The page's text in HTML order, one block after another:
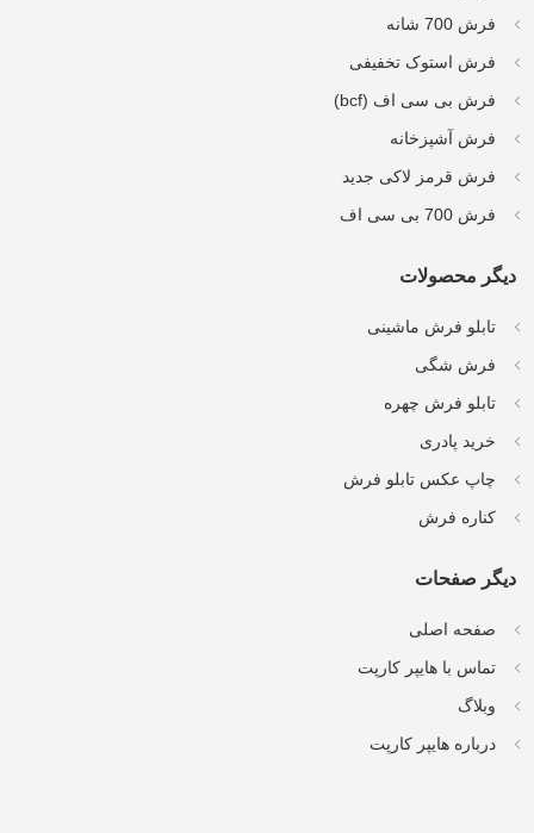
فرش 700 شانه
فرش استوک تخفیفی
فرش بی سی اف (bcf)
فرش آشپزخانه
فرش قرمز لاکی جدید
فرش 700 بی سی اف
دیگر محصولات
تابلو فرش ماشینی
فرش شگی
تابلو فرش چهره
خرید پادری
چاپ عکس تابلو فرش
کناره فرش
دیگر صفحات
صفحه اصلی
تماس با هایپر کارپت
وبلاگ
درباره هایپر کارپت